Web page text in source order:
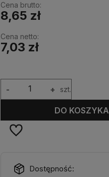
Cena brutto:
8,65 zł
Cena netto:
7,03 zł
+
- szt.
DO KOSZYKA
Dostępność: